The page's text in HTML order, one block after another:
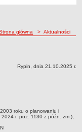
nawigacji
główna > Aktualności
Rypin, dnia 21.10.2025 r.
roku o planowaniu i
r. poz. 1130 z późn. zm.),